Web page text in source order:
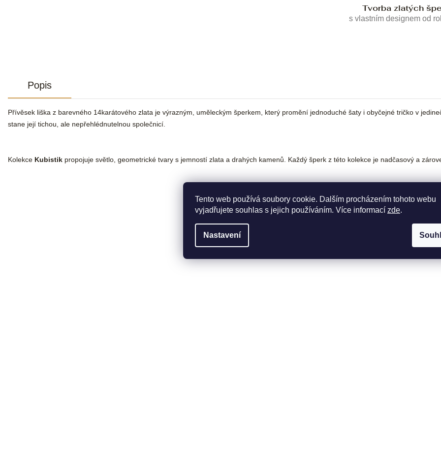
Tento web používá soubory cookie. Dalším procházením tohoto webu
vyjadřujete souhlas s jejich používáním. Více informací zde.
Nastavení
Tvorba zlatých
s vlastním designem od
Popis
Přívěsek liška z barevného 14karátového zlata je výrazným, uměleckým šperkem, který promění jednoduché šaty i obyčejné tričko v
stane její tichou, ale nepřehlédnutelnou společnicí.
Kolekce Kubistik propojuje světlo, geometrické tvary s jemností zlata a drahých kamenů. Každý šperk z této kolekce je nadčasový a